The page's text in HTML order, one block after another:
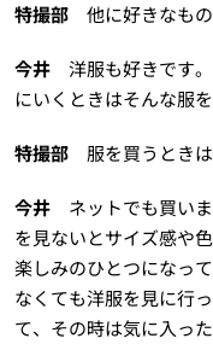
特撮部他に好きなもの
今井洋服も好きです。
にいくときはそんな服
特撮部服を買うときは
今井ネットでも買いま
を見ないとサイズ感や
楽しみのひとつになっ
なくても洋服を見に行
て、その時は気に入っ